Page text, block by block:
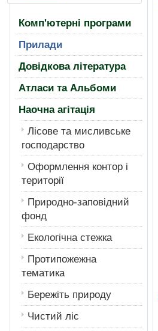
Комп'ютерні програми
Прилади
Довідкова література
Атласи та Альбоми
Наочна агітація
Лiсове та мисливське
господарство
Оформлення контор і
території
Природно-заповідний
фонд
Екологiчна стежка
Протипожежна
тематика
Бережiть природу
Чистий лiс